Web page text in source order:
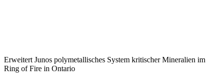
Erweitert Junos polymetallisches System kritischer Mineralien im
Ring of Fire in Ontario